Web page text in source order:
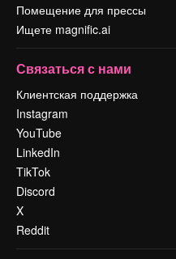
Помещение для прессы
Ищете magnific.ai
Связаться с нами
Клиентская поддержка
Instagram
YouTube
LinkedIn
TikTok
Discord
X
Reddit